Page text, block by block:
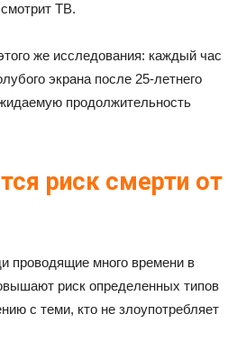
ТВ.
же исследования: каждый час
экрана после 25-летнего
продолжительность
риск смерти от
проводящие много времени в
риск определенных типов
с теми, кто не злоупотребляет